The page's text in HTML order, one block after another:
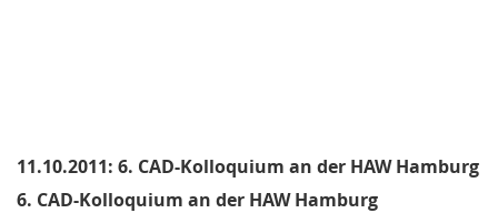
11.10.2011: 6. CAD-Kolloquium an der HAW Hamburg
6. CAD-Kolloquium an der HAW Hamburg